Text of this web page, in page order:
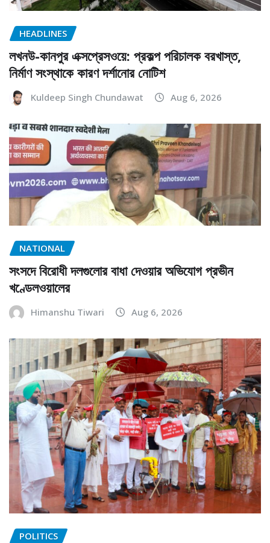
HEADLINES
লখনউ-কানপুর এক্সপ্রেসওয়ে: প্রকল্প পরিচালক বরখাস্ত,
নির্মাণ সংস্থাকে কারণ দর্শানোর নোটিশ
Kuldeep Singh Chundawat Aug 6, 2026
NATIONAL
সংসদে বিরোধী দলগুলোর বাধা দেওয়ার অভিযোগ প্রভীন
খণ্ডেলওয়ালের
Himanshu Tiwari Aug 6, 2026
POLITICS